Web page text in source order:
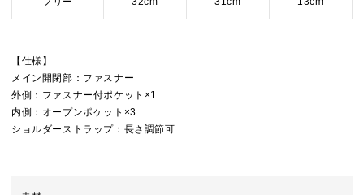
【仕様】
メイン開閉部：ファスナー
外側：ファスナー付ポケット×1
内側：オープンポケット×3
ショルダーストラップ：長さ調節可